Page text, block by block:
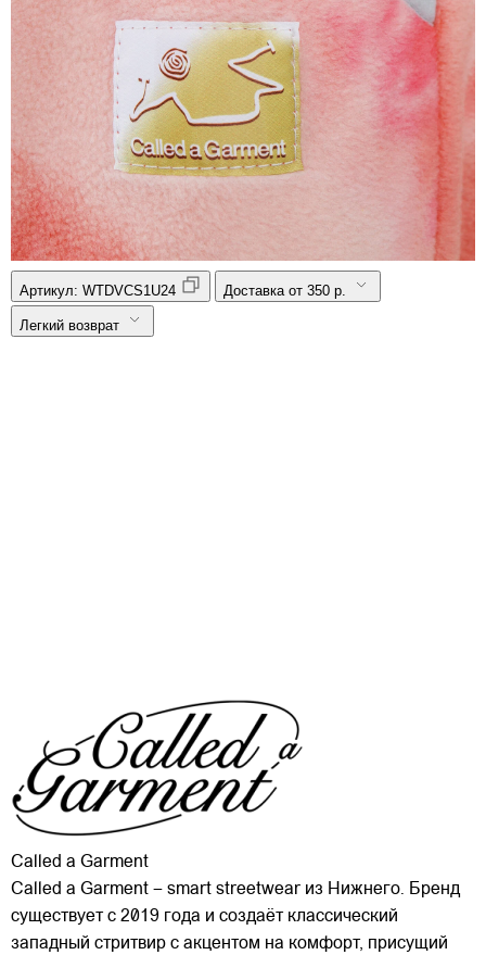
Артикул: WTDVCS1U24 Доставка от 350 р.
Легкий возврат
Called a Garment
Called a Garment – smart streetwear из Нижнего. Бренд
существует с 2019 года и создаёт классический
западный стритвир с акцентом на комфорт, присущий